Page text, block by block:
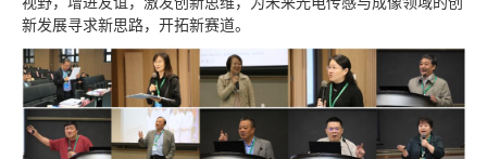
新发展寻求新思路，开拓新赛道。